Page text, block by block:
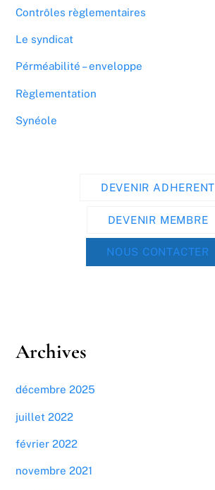
Contrôles règlementaires
Le syndicat
Pérméabilité – enveloppe
Règlementation
Synéole
DEVENIR ADHERENT
DEVENIR MEMBRE
NOUS CONTACTER
Archives
décembre 2025
juillet 2022
février 2022
novembre 2021